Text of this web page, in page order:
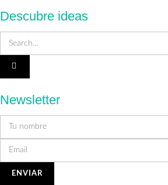
Descubre ideas
Newsletter